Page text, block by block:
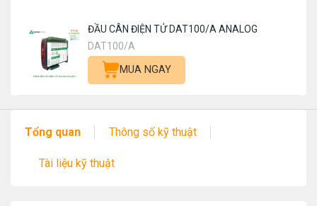
ĐẦU CÂN ĐIỆN TỬ DAT100/A ANALOG
DAT100/A
MUA NGAY
Tổng quan Thông số kỹ thuật
Tài liệu kỹ thuật